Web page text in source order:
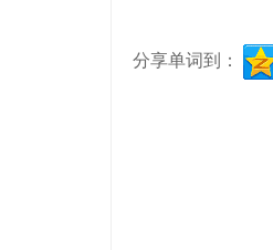
分享单词到：